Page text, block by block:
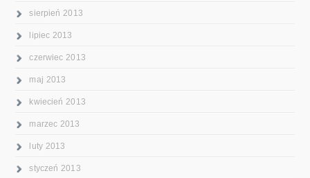
sierpień 2013
lipiec 2013
czerwiec 2013
maj 2013
kwiecień 2013
marzec 2013
luty 2013
styczeń 2013